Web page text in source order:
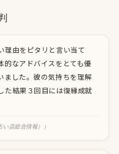
理由をピタリと言い当て
的なアドバイスをとても優
ました。彼の気持ちを理解
た結果３回目には復縁成就
い店総合情報））